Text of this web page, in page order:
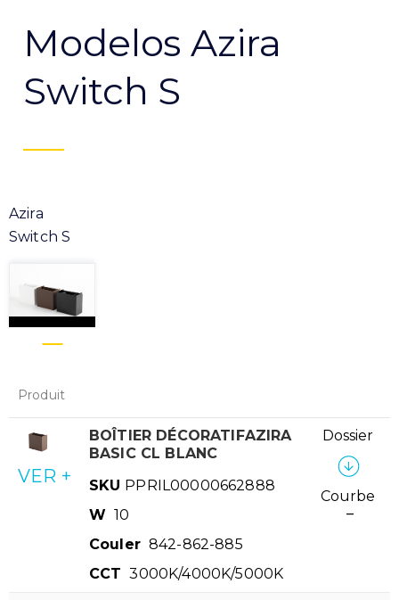
Modelos Azira
Switch S
Azira
Switch S
Produit
VER +
BOÎTIER DÉCORATIFAZIRA
BASIC CL BLANC
SKU PPRIL00000662888
W 10
Couler 842-862-885
CCT 3000K/4000K/5000K
Dossier
Courbe
–